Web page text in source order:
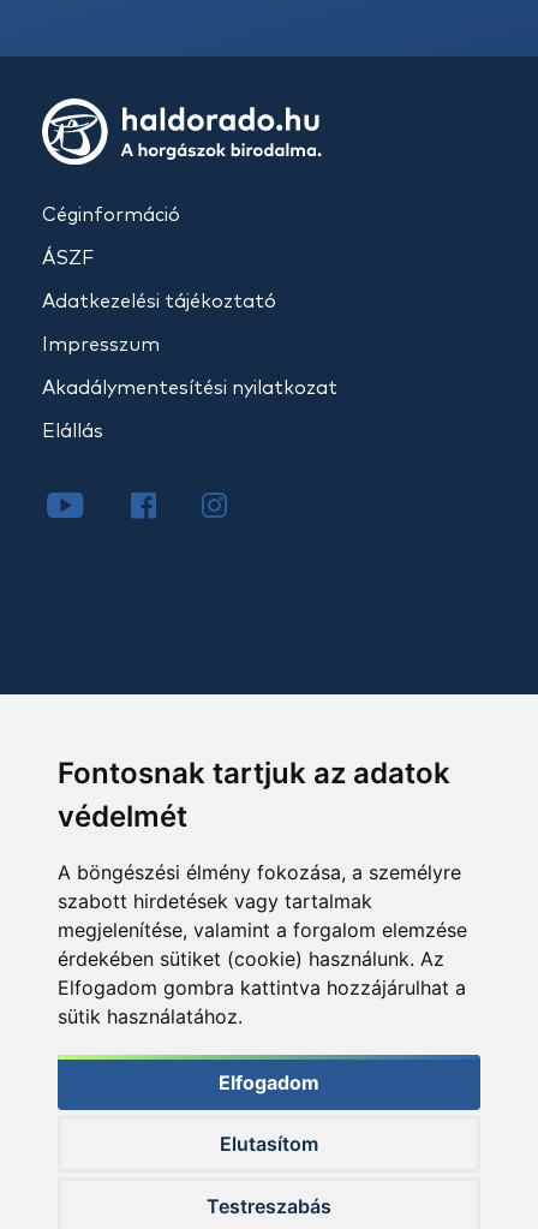
Fontosnak tartjuk az adatok
védelmét
A böngészési élmény fokozása, a személyre
szabott hirdetések vagy tartalmak
megjelenítése, valamint a forgalom elemzése
érdekében sütiket (cookie) használunk. Az
Elfogadom gombra kattintva hozzájárulhat a
sütik használatához.
Elfogadom
Elutasítom
Testreszabás
Céginformáció
ÁSZF
Adatkezelési tájékoztató
Impresszum
Akadálymentesítési nyilatkozat
Elállás